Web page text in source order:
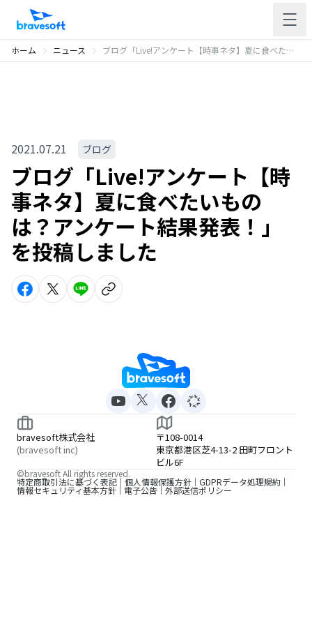
ホーム ニュース ブログ「Live!アンケート【時事ネタ】夏に食べたいものは？アンケート結果発表！」を投稿しました
2021.07.21 ブログ
ブログ「Live!アンケート【時
事ネタ】夏に食べたいもの
は？アンケート結果発表！」
を投稿しました
bravesoft株式会社
(bravesoft inc)
〒108-0014
東京都港区芝4-13-2 田町フロント
ビル6F
特定商取引法に基づく表記 個人情報保護方針 GDPRデータ処理規約
情報セキュリティ基本方針 電子公告 外部送信ポリシー
©bravesoft All rights reserved.